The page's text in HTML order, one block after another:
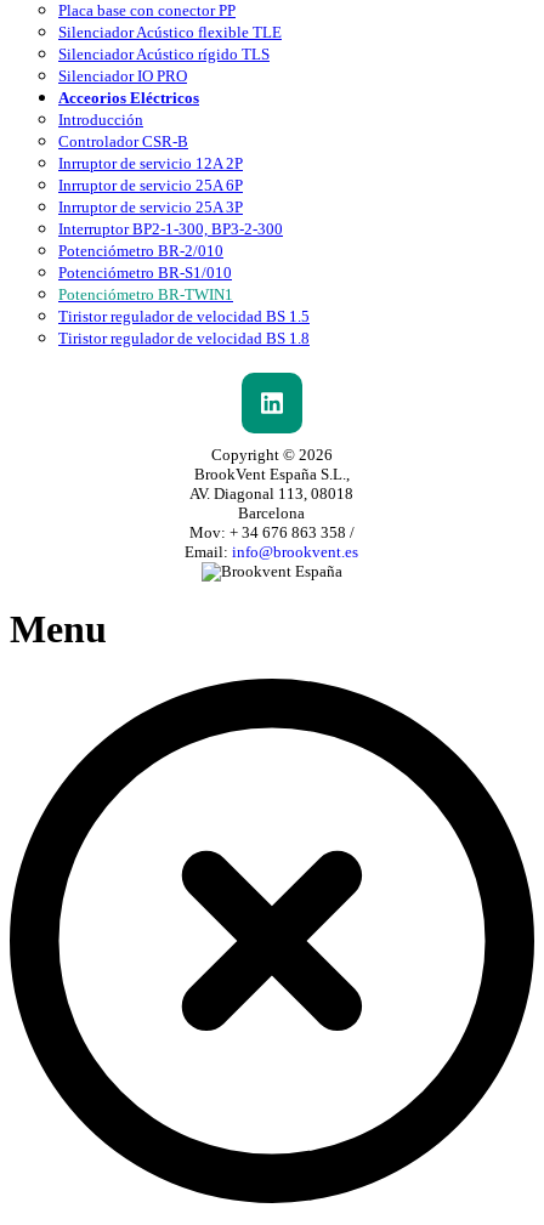
Placa base con conector PP
Silenciador Acústico flexible TLE
Silenciador Acústico rígido TLS
Silenciador IO PRO
Acceorios Eléctricos
Introducción
Controlador CSR-B
Inrruptor de servicio 12A 2P
Inrruptor de servicio 25A 6P
Inrruptor de servicio 25A 3P
Interruptor BP2-1-300, BP3-2-300
Potenciómetro BR-2/010
Potenciómetro BR-S1/010
Potenciómetro BR-TWIN1
Tiristor regulador de velocidad BS 1.5
Tiristor regulador de velocidad BS 1.8
Copyright © 2026
BrookVent España S.L.,
AV. Diagonal 113, 08018
Barcelona
Mov: + 34 676 863 358 /
Email:info@brookvent.es
Menu